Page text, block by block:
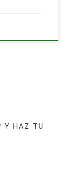
Y HAZ TU